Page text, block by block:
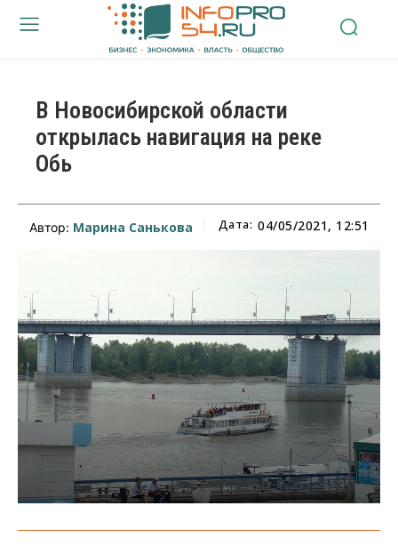
В Новосибирской области
открылась навигация на реке
Обь
Автор: Марина Санькова Дата: 04/05/2021, 12:51